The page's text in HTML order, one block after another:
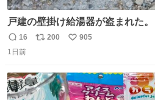
戸建の壁掛け給湯器が盗まれた
湯器があったのでガスやさんに
9万円。 痛い出費。 防犯カメラ
返
信
16
リ
ト
数
200
い
数
905
1日前